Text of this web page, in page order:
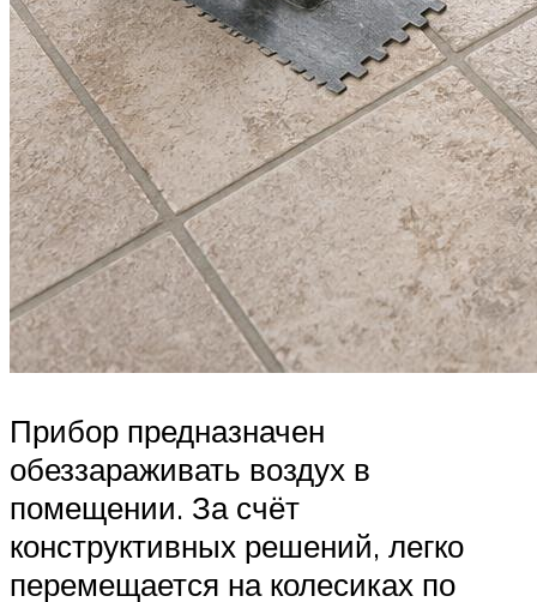
Прибор предназначен
обеззараживать воздух в
помещении. За счёт
конструктивных решений, легко
перемещается на колесиках по